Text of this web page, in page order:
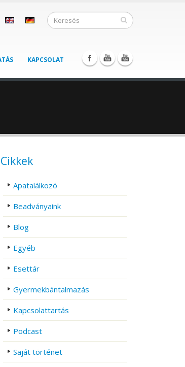
KAPCSOLAT
Cikkek
Apatalálkozó
Beadványaink
Blog
Egyéb
Esettár
Gyermekbántalmazás
Kapcsolattartás
Podcast
Saját történet